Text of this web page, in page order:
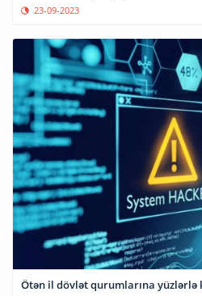
23-09-2023
Ötən il dövlət qurumlarına yüzlərlə